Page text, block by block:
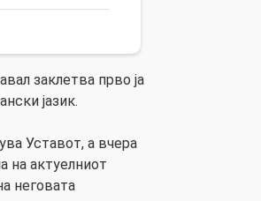
заклетва прво ја
јазик.
Уставот, а вчера
на актуелниот
неговата